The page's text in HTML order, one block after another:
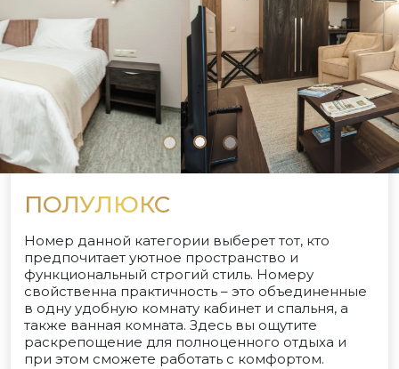
ПОЛУЛЮКС
Номер данной категории выберет тот, кто
предпочитает уютное пространство и
функциональный строгий стиль. Номеру
свойственна практичность – это объединенные
в одну удобную комнату кабинет и спальня, а
также ванная комната. Здесь вы ощутите
раскрепощение для полноценного отдыха и
при этом сможете работать с комфортом.